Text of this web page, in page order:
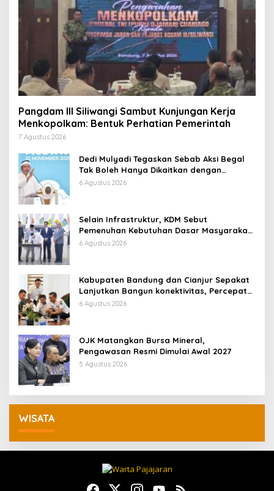
Pangdam III Siliwangi Sambut Kunjungan Kerja
Menkopolkam: Bentuk Perhatian Pemerintah
7 Agustus 2026
Dedi Mulyadi Tegaskan Sebab Aksi Begal
Tak Boleh Hanya Dikaitkan dengan
Ekonomi
6 Agustus 2026
Selain Infrastruktur, KDM Sebut
Pemenuhan Kebutuhan Dasar Masyarakat
Jadi Fokus APBD Jabar 2027
6 Agustus 2026
Kabupaten Bandung dan Cianjur Sepakat
Lanjutkan Bangun konektivitas, Percepat
Pertumbuhan Ekonomi Daerah
6 Agustus 2026
OJK Matangkan Bursa Mineral,
Pengawasan Resmi Dimulai Awal 2027
5 Agustus 2026
WISATA